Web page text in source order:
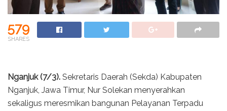
579
SHARES
Nganjuk (7/3). Sekretaris Daerah (Sekda) Kabupaten
Nganjuk, Jawa Timur, Nur Solekan menyerahkan
sekaligus meresmikan bangunan Pelayanan Terpadu